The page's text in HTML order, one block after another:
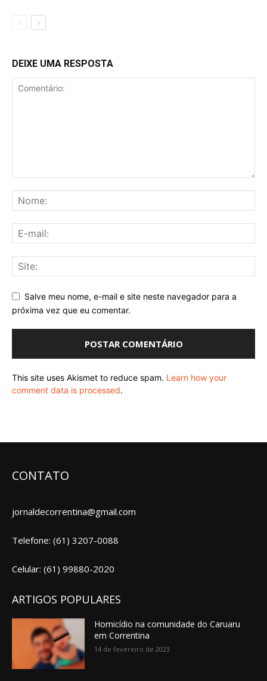
DEIXE UMA RESPOSTA
Salve meu nome, e-mail e site neste navegador para a
próxima vez que eu comentar.
This site uses Akismet to reduce spam. Learn how your
comment data is processed.
CONTATO
jornaldecorrentina@gmail.com
Telefone: (61) 3207-0088
Celular: (61) 99880-2020
ARTIGOS POPULARES
Homicídio na comunidade do Caruaru
em Correntina
14 de fevereiro de 2023